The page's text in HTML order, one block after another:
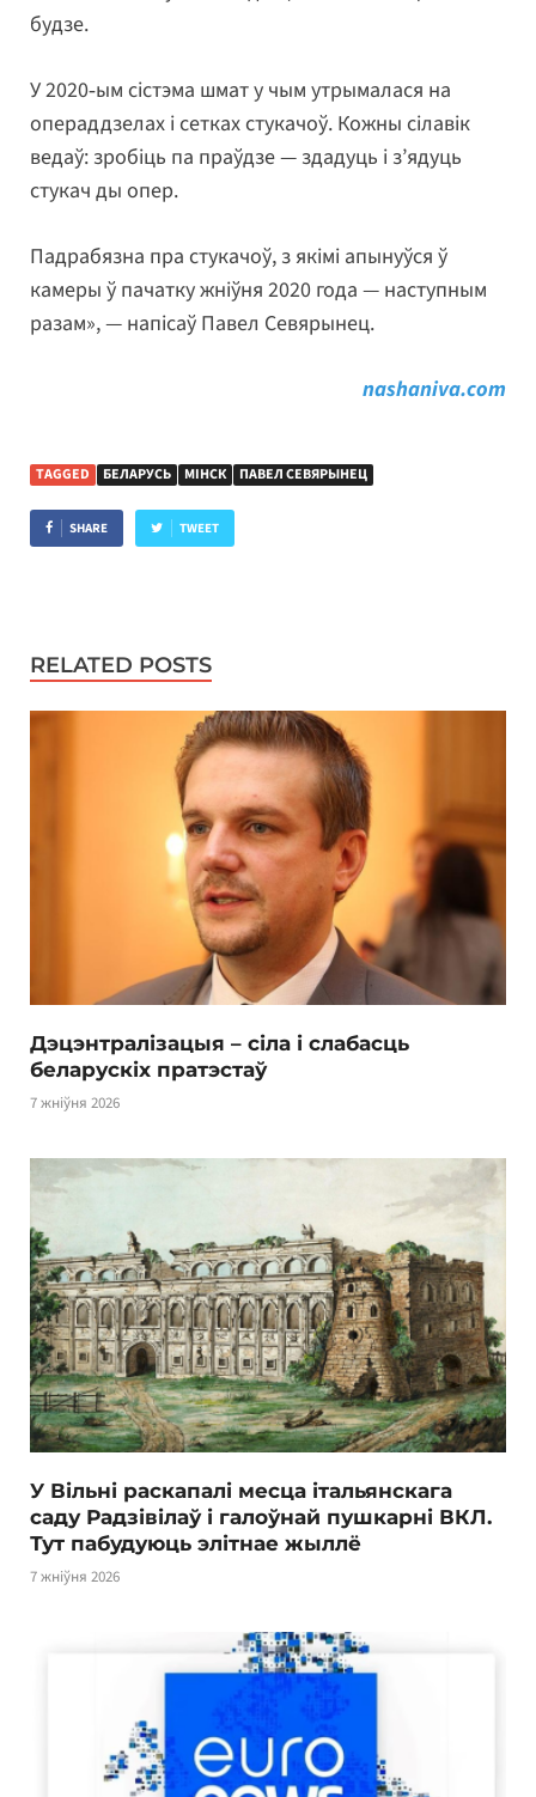
будзе.
У 2020‑ым сістэма шмат у чым утрымалася на
операддзелах і сетках стукачоў. Кожны сілавік
ведаў: зробіць па праўдзе — здадуць і з’ядуць
стукач ды опер.
Падрабязна пра стукачоў, з якімі апынуўся ў
камеры ў пачатку жніўня 2020 года — наступным
разам», — напісаў Павел Севярынец.
nashaniva.com
TAGGED БЕЛАРУСЬ МІНСК ПАВЕЛ СЕВЯРЫНЕЦ
SHARE TWEET
RELATED POSTS
Дэцэнтралізацыя – сіла і слабасць
беларускіх пратэстаў
7 жніўня 2026
У Вільні раскапалі месца італьянскага
саду Радзівілаў і галоўнай пушкарні ВКЛ.
Тут пабудуюць элітнае жыллё
7 жніўня 2026